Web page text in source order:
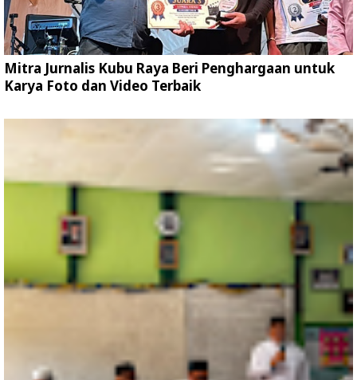
Mitra Jurnalis Kubu Raya Beri Penghargaan untuk
Karya Foto dan Video Terbaik